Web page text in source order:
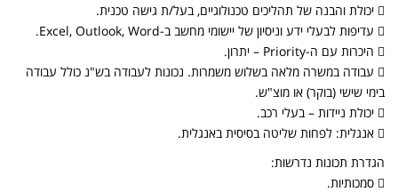
 יכולת והבנה של תהליכים טכנולוגיים, בעל/ת גישה טכנית.
 עדיפות לבעלי ידע וניסיון של יישומי מחשב ב-Excel, Outlook, Word.
 היכרות עם ה-Priority – יתרון.
 עבודה במשרה מלאה בשלוש משמרות. נכונות לעבודה בש"נ כולל עבודה
בימי שישי (בוקר) או מוצ"ש.
 יכולת ניידות – בעלי רכב.
 אנגלית: לפחות שליטה בסיסית באנגלית.
הגדרת תכונות נדרשות:
 סמכותיות.